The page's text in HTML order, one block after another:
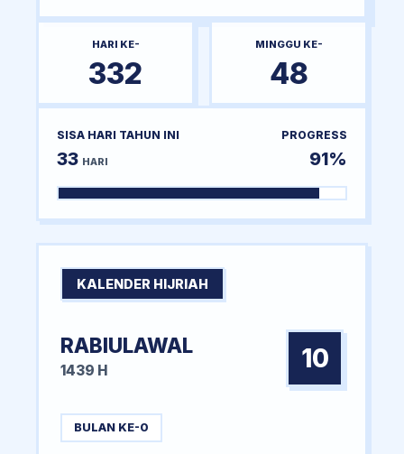
HARI KE-
332
MINGGU KE-
48
SISA HARI TAHUN INI
33 HARI
PROGRESS
91%
KALENDER HIJRIAH
RABIULAWAL
1439 H 10
BULAN KE-0